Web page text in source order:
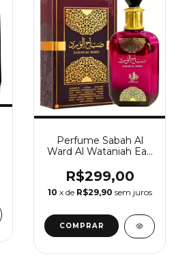
Perfume Sabah Al
Ward Al Wataniah Eau
100ml
R$299,00
10 x de R$29,90 sem juros